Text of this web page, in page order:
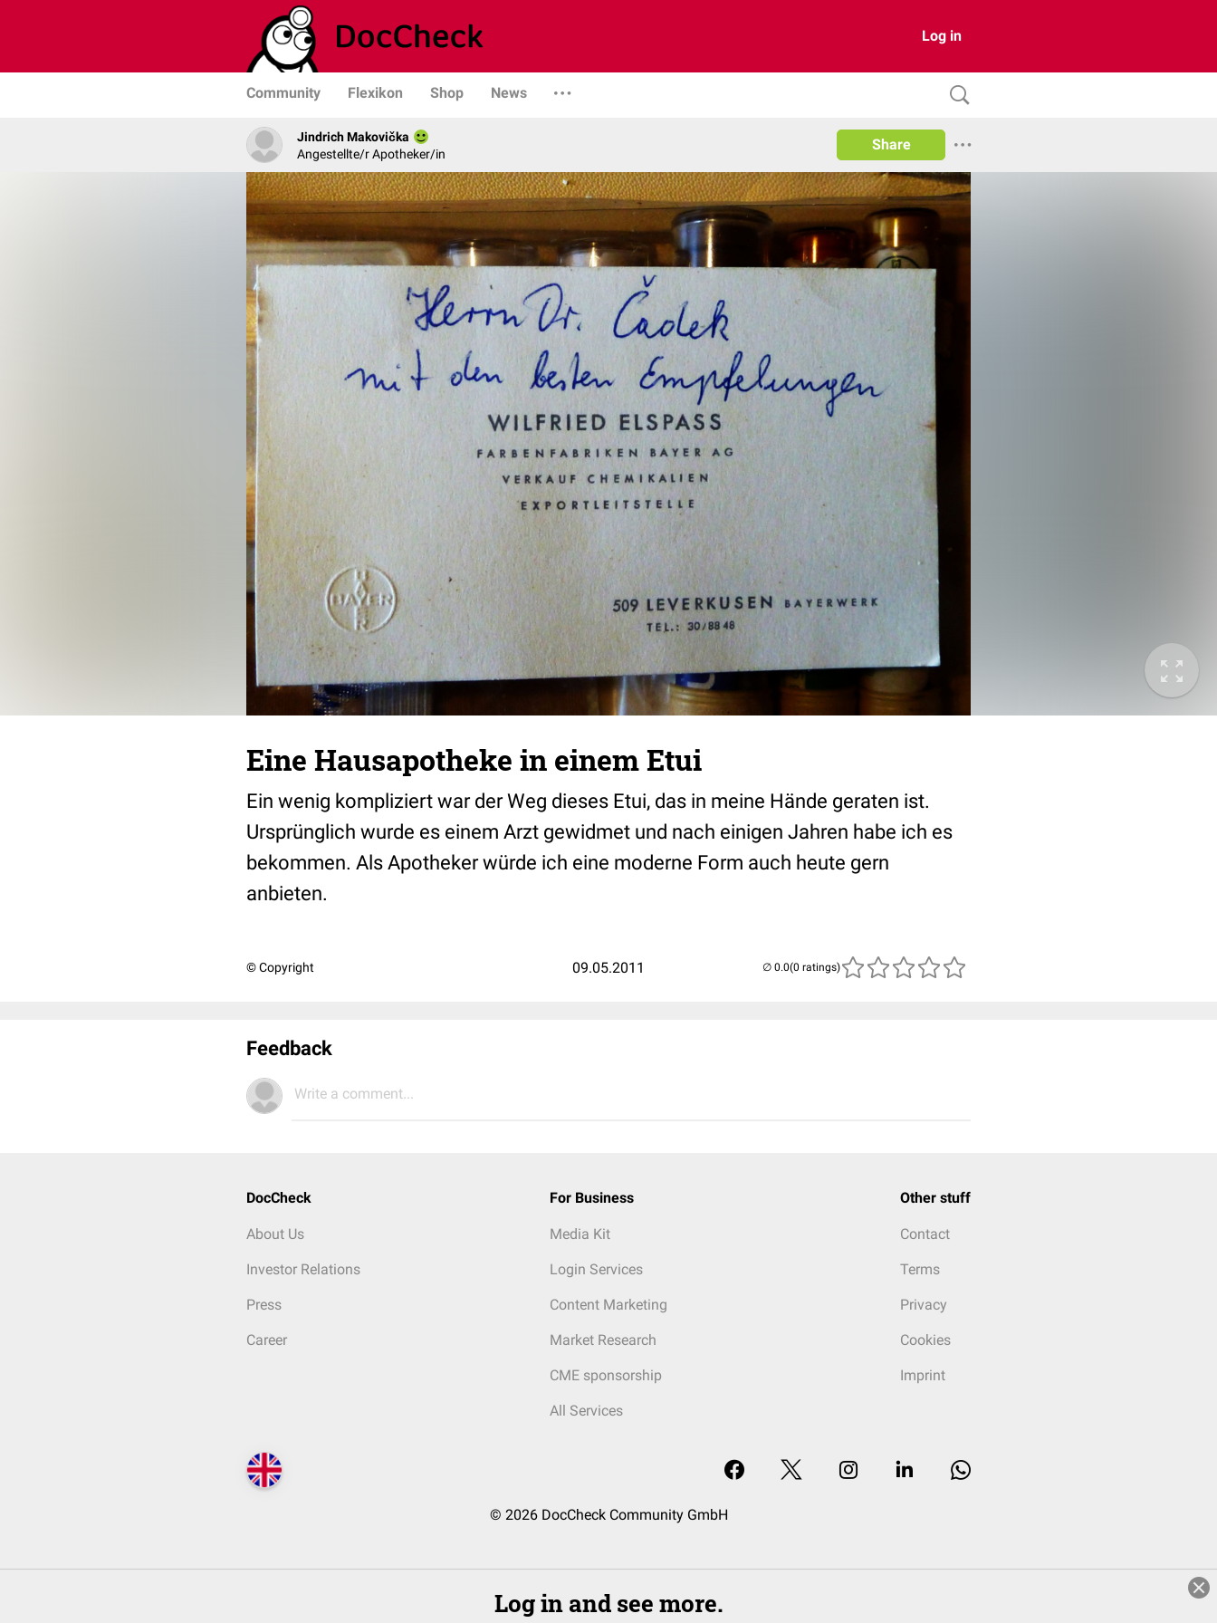
Log in
Community Flexikon Shop News
Jindrich Makovička
Angestellte/r Apotheker/in
Share
Eine Hausapotheke in einem Etui
Ein wenig kompliziert war der Weg dieses Etui, das in meine Hände geraten ist.
Ursprünglich wurde es einem Arzt gewidmet und nach einigen Jahren habe ich es
bekommen. Als Apotheker würde ich eine moderne Form auch heute gern
anbieten.
© Copyright 09.05.2011 (0 ratings)
Feedback
Write a comment...
DocCheck
About Us
Investor Relations
Press
Career
For Business
Media Kit
Login Services
Content Marketing
Market Research
CME sponsorship
All Services
Other stuff
Contact
Terms
Privacy
Cookies
Imprint
© 2026 DocCheck Community GmbH
Log in and see more.